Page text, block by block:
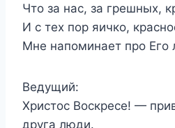
Что за нас, за грешных,
И с тех пор яичко,
Мне напоминает про Его
Ведущий:
Христос Воскресе! —
друга люди.